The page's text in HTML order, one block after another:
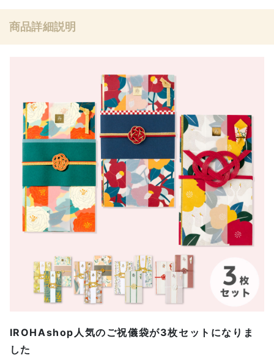
商品詳細説明
IROHAshop人気のご祝儀袋が3枚セットになりま
した